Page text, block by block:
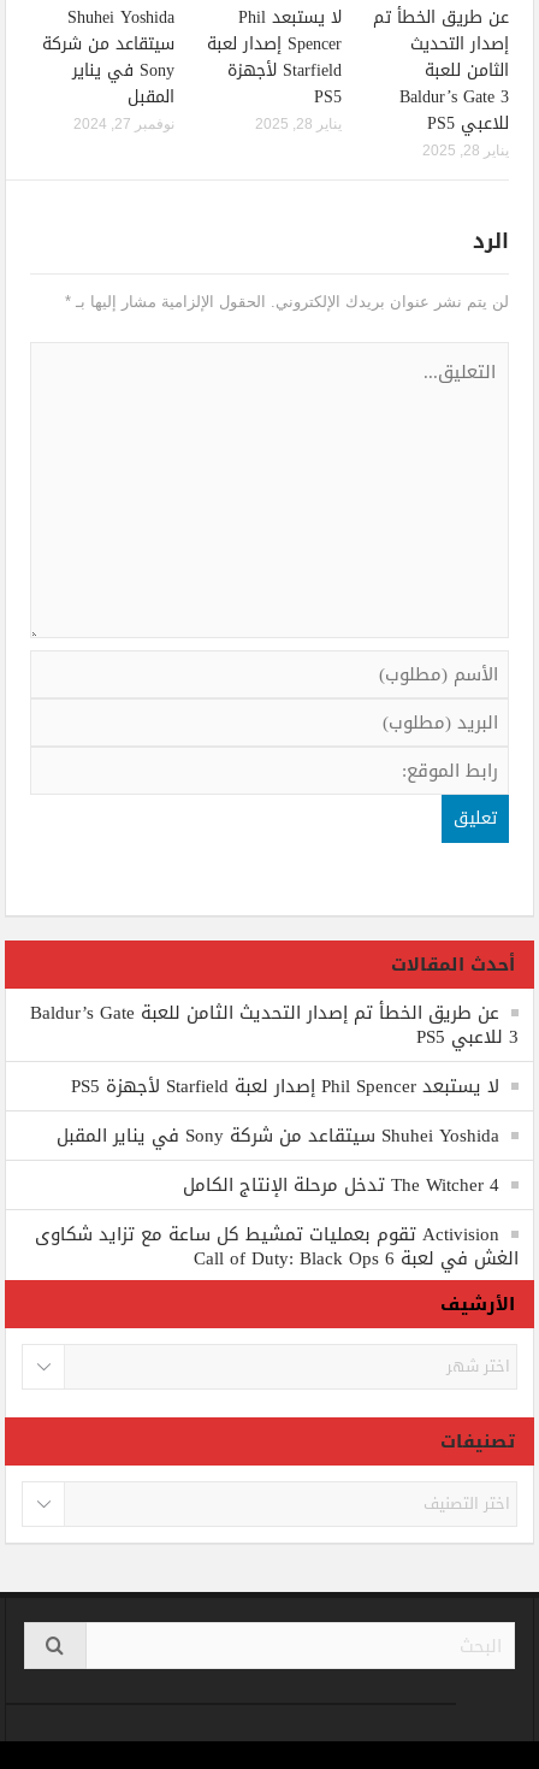
عن طريق الخطأ تم
إصدار التحديث
الثامن للعبة
Baldur’s Gate 3
للاعبي PS5
يناير 28, 2025
لا يستبعد Phil
Spencer إصدار لعبة
Starfield لأجهزة
PS5
يناير 28, 2025
Shuhei Yoshida
سيتقاعد من شركة
Sony في يناير
المقبل
نوفمبر 27, 2024
الرد
لن يتم نشر عنوان بريدك الإلكتروني. الحقول الإلزامية مشار إليها بـ*
أحدث المقالات
عن طريق الخطأ تم إصدار التحديث الثامن للعبة Baldur’s Gate
3 للاعبي PS5
لا يستبعد Phil Spencer إصدار لعبة Starfield لأجهزة PS5
Shuhei Yoshida سيتقاعد من شركة Sony في يناير المقبل
The Witcher 4 تدخل مرحلة الإنتاج الكامل
Activision تقوم بعمليات تمشيط كل ساعة مع تزايد شكاوى
الغش في لعبة Call of Duty: Black Ops 6
الأرشيف
الأرشيف
تصنيفات
تصنيفات